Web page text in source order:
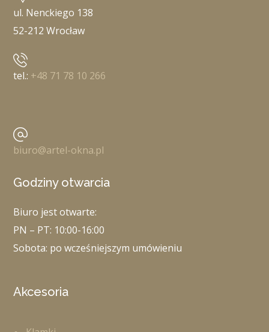
ul. Nenckiego 138
52-212 Wrocław
tel.: +48 71 78 10 266
biuro@artel-okna.pl
Godziny otwarcia
Biuro jest otwarte:
PN – PT: 10:00-16:00
Sobota: po wcześniejszym umówieniu
Akcesoria